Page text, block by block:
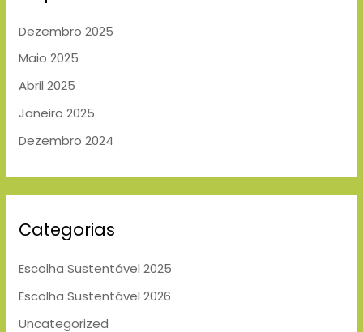
Dezembro 2025
Maio 2025
Abril 2025
Janeiro 2025
Dezembro 2024
Categorias
Escolha Sustentável 2025
Escolha Sustentável 2026
Uncategorized